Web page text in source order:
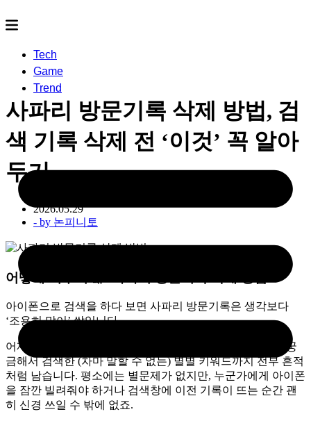
Tech
Game
Trend
사파리 방문기록 삭제 방법, 검
색 기록 삭제 전 ‘이것’ 꼭 알아
두기
2026.05.29
- by 논피니토
어떻게 지우지🤔?
아이폰으로 검색을 하다 보면 사파리 방문기록은 생각보다
‘조용히 많이’ 쌓입니다.
어제 찾아본 쇼핑몰, 병원 검색, 선물 검색, 여행지, 갑자기 궁
금해서 검색한 (차마 말할 수 없는) 별별 키워드까지 전부 흔적
처럼 남습니다. 평소에는 별문제가 없지만, 누군가에게 아이폰
을 잠깐 빌려줘야 하거나 검색창에 이전 기록이 뜨는 순간 괜
히 신경 쓰일 수 밖에 없죠.